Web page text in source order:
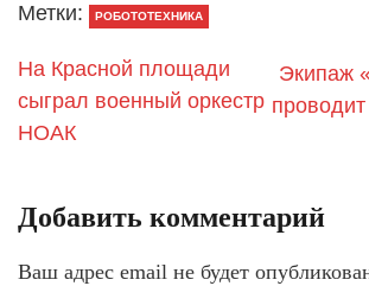
Метки: РОБОТОТЕХНИКА
На Красной площади
сыграл военный оркестр
НОАК
Экипаж
Добавить комментарий
Ваш адрес email не будет